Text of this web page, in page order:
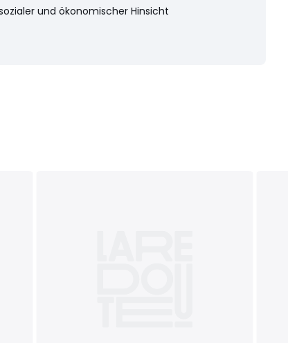
und ökonomischer Hinsicht